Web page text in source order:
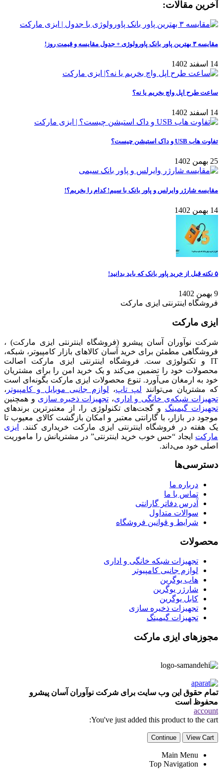
آخرین مقالات:
مقایسه ۳ بهترین پاور بانک پاورولوژی + جدول مقایسه و قیمت روز!
14 اسفند 1402
ساعت طرح اپل واچ بخریم یا نه؟
14 اسفند 1402
تفاوت هاب USB و داک استیشن چیست؟
25 بهمن 1402
مقایسه شارژر وایرلس و پاور بانک با سیم! کدام را بخریم؟!
14 بهمن 1402
۵ نکته قبل از خرید پاور بانک که باید بدانید!
9 بهمن 1402
فروشگاه اینترنتی ایزی مارکت
ایزی مارکت
شرکت نوآوران آسان پیشرو (فروشگاه اینترنتی ایزی مارکت) ،
فروشگاهی مطمئن برای خرید آسان کالاهای بازار کامپیوتر، شبکه،
IT و تکنولوژی ست. فروشگاه اینترنتی ایزی مارکت اصالت
محصولات خود را تضمین می‌کند و یک خرید امن را برای مشتریان
خود به ارمغان می‌آورد. تنوع محصولات ایزی مارکت بگونه‌ای است
که مشتریان می‌توانند لپ تاپ، لوازم جانبی موبایل و کامپیوتر ،
تجهیزات شبکه‌ی خانگی و اداری، تجهیزات ذخیره سازی و همچنین
تجهیزات گیمینگ و گجت‌های تکنولوژی را، از معتبرترین برندهای
موجود در بازار، با گارانتی معتبر و امکان بازگشت کالای معیوب تا
یک هفته در فروشگاه اینترنتی ایزی مارکت خریداری کنند.
ایزی
مارکت ایجاد “حس خوب خرید اینترنتی” در مشتریانش را ماموریت
اصلی خود می‌داند.
دسترسی‌ها
درباره ما
تماس با ما
آدرس دفاتر گارانتی
سوالات متداول
شرایط و قوانین فروشگاه
محصولات
تجهیزات شبکه خانگی و اداری
لوازم جانبی کامپیوتر
هاب یوگرین
شارژر یوگرین
کابل یوگرین
تجهیزات ذخیره سازی
تجهیزات گیمینگ
مجوزهای ایزی مارکت
تمام حقوق این وب سایت برای شرکت نوآوران آسان پیشرو
محفوظ است
account
You've just added this product to the cart:
View Cart
Continue
Main Menu
Top Navigation